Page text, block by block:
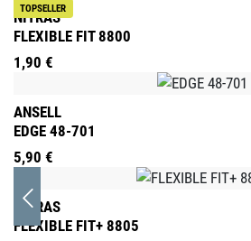
TOPSELLER
NITRAS
FLEXIBLE FIT 8800
1,90 €
ANSELL
EDGE 48-701
5,90 €
NITRAS
FLEXIBLE FIT+ 8805